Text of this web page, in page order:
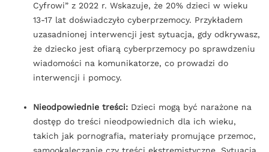
Cyfrowi” z 2022 r. Wskazuje, że 20% dzieci w wieku
13-17 lat doświadczyło cyberprzemocy. Przykładem
uzasadnionej interwencji jest sytuacja, gdy odkrywasz,
że dziecko jest ofiarą cyberprzemocy po sprawdzeniu
wiadomości na komunikatorze, co prowadzi do
interwencji i pomocy.
Nieodpowiednie treści: Dzieci mogą być narażone na
dostęp do treści nieodpowiednich dla ich wieku,
takich jak pornografia, materiały promujące przemoc,